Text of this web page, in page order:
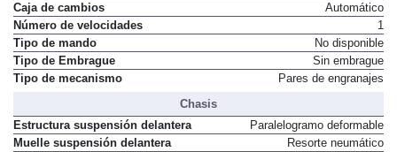
Caja de cambios
Automático
Número de velocidades
1
Tipo de mando
No disponible
Tipo de Embrague
Sin embrague
Tipo de mecanismo
Pares de engranajes
Chasis
Estructura suspensión delantera
Paralelogramo deformable
Muelle suspensión delantera
Resorte neumático